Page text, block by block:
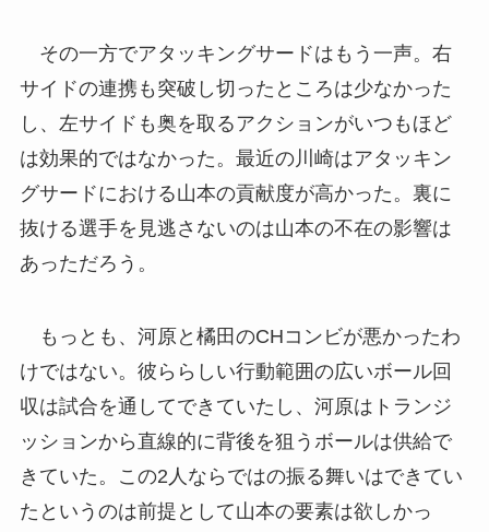
その一方でアタッキングサードはもう一声。右
サイドの連携も突破し切ったところは少なかった
し、左サイドも奥を取るアクションがいつもほど
は効果的ではなかった。最近の川崎はアタッキン
グサードにおける山本の貢献度が高かった。裏に
抜ける選手を見逃さないのは山本の不在の影響は
あっただろう。
もっとも、河原と橘田のCHコンビが悪かったわ
けではない。彼ららしい行動範囲の広いボール回
収は試合を通してできていたし、河原はトランジ
ッションから直線的に背後を狙うボールは供給で
きていた。この2人ならではの振る舞いはできてい
たというのは前提として山本の要素は欲しかっ